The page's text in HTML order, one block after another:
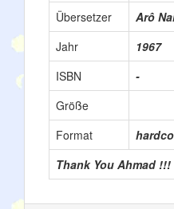
Übersetzer
Arô
Jahr
1967
ISBN
-
Größe
Format
Thank You Ahmad !!!